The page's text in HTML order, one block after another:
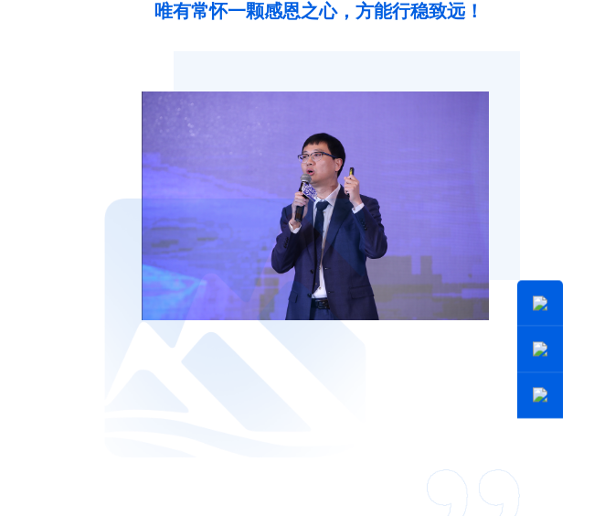
唯有常怀一颗感恩之心，方能行稳致远！